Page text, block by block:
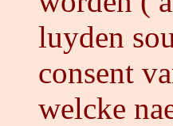
luyden
consent
welcke